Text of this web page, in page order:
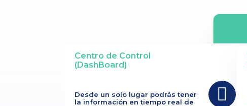
Centro de Control
(DashBoard)
Desde un solo lugar podrás tener
la información en tiempo real de